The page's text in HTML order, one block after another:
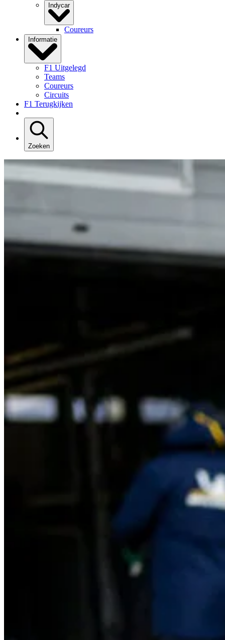
Indycar
Coureurs
Informatie
F1 Uitgelegd
Teams
Coureurs
Circuits
F1 Terugkijken
Zoeken